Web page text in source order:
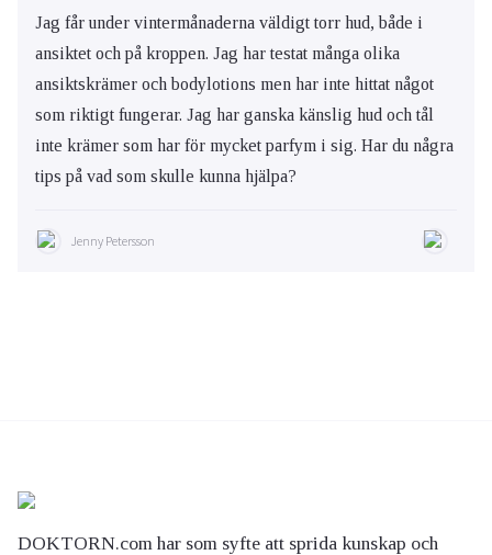
Jag får under vintermånaderna väldigt torr hud, både i
ansiktet och på kroppen. Jag har testat många olika
ansiktskrämer och bodylotions men har inte hittat något
som riktigt fungerar. Jag har ganska känslig hud och tål
inte krämer som har för mycket parfym i sig. Har du några
tips på vad som skulle kunna hjälpa?
Jenny Petersson
DOKTORN.com har som syfte att sprida kunskap och